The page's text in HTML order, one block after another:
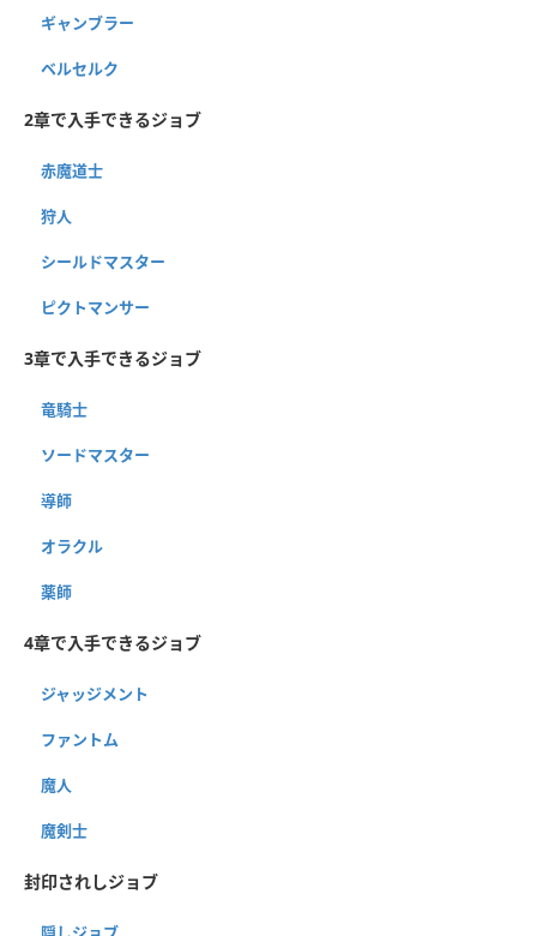
ギャンブラー
ベルセルク
2章で入手できるジョブ
赤魔道士
狩人
シールドマスター
ピクトマンサー
3章で入手できるジョブ
竜騎士
ソードマスター
導師
オラクル
薬師
4章で入手できるジョブ
ジャッジメント
ファントム
魔人
魔剣士
封印されしジョブ